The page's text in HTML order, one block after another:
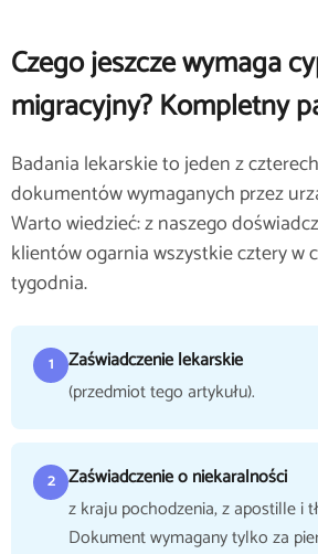
Czego jeszcze wymaga
migracyjny? Kompletny
Badania lekarskie to jeden z
dokumentów wymaganych przez
Warto wiedzieć: z naszego
klientów ogarnia wszystkie cztery w
tygodnia.
1
Zaświadczenie lekarskie
(przedmiot tego artykułu).
2 Zaświadczenie o niekaralności
z kraju pochodzenia, z apostille i
Dokument wymagany tylko za